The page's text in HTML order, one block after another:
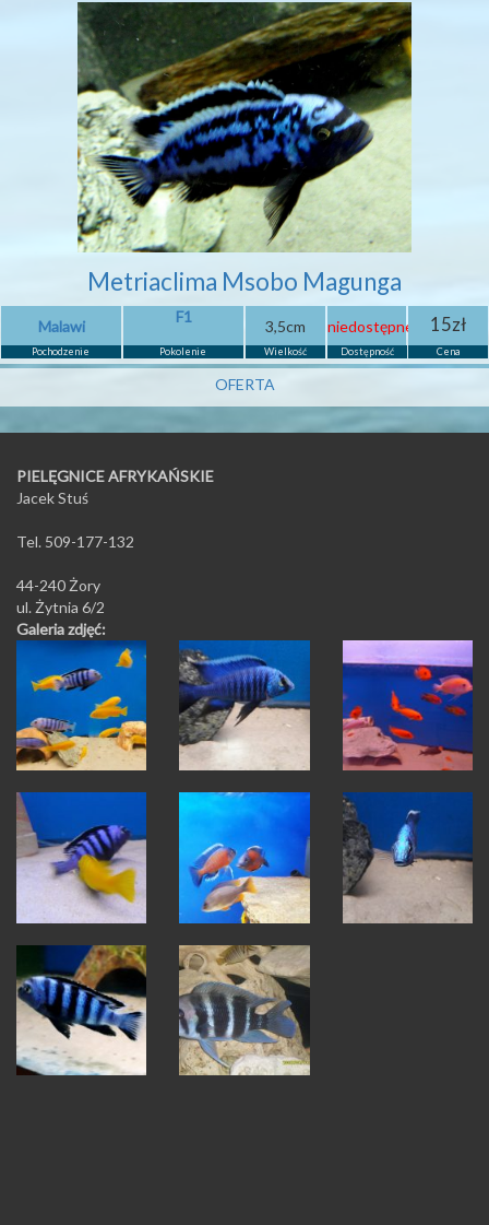
Metriaclima Msobo Magunga
Malawi
Pochodzenie
F1
Pokolenie
3,5cm
Wielkość
niedostępne
Dostępność
15zł
Cena
OFERTA
PIELĘGNICE AFRYKAŃSKIE
Jacek Stuś
Tel. 509-177-132
44-240 Żory
ul. Żytnia 6/2
Galeria zdjęć: